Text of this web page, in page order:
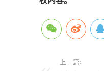
上一篇: